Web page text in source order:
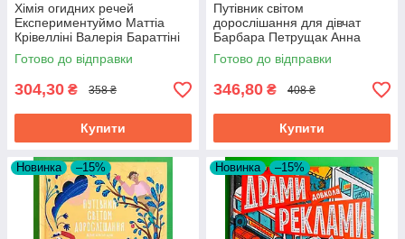
Хімія огидних речей
Експериментуймо Маттіа
Крівелліні Валерія Бараттіні
Видавництво Старого Лева
Готово до відправки
304,30 ₴ 358 ₴
Купити
Путівник світом
дорослішання для дівчат
Барбара Петрущак Анна
Рудак Видавництво Старого
Лева
Готово до відправки
346,80 ₴ 408 ₴
Купити
Новинка –15% Новинка –15%